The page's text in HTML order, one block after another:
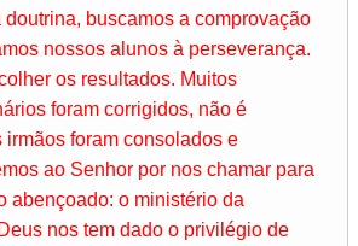
buscamos a comprovação
nossos alunos à perseverança.
os resultados. Muitos
foram corrigidos, não é
irmãos foram consolados e
ao Senhor por nos chamar para
abençoado: o ministério da
nos tem dado o privilégio de